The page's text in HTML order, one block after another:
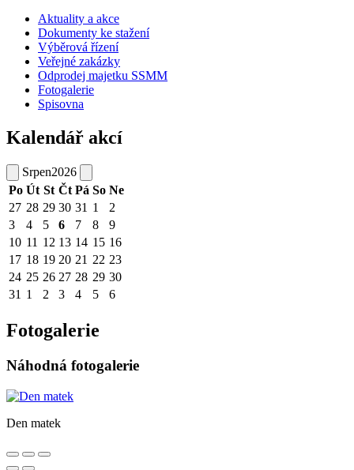
Aktuality a akce
Dokumenty ke stažení
Výběrová řízení
Veřejné zakázky
Odprodej majetku SSMM
Fotogalerie
Spisovna
Kalendář akcí
Srpen2026
Po Út St Čt Pá So Ne
27 28 29 30 31 1
2
3
4 5 6 7 8
9
10 11 12 13 14 15 16
17 18 19 20 21 22 23
24 25 26 27 28 29 30
31 1 2 3 4 5 6
Fotogalerie
Náhodná fotogalerie
Den matek